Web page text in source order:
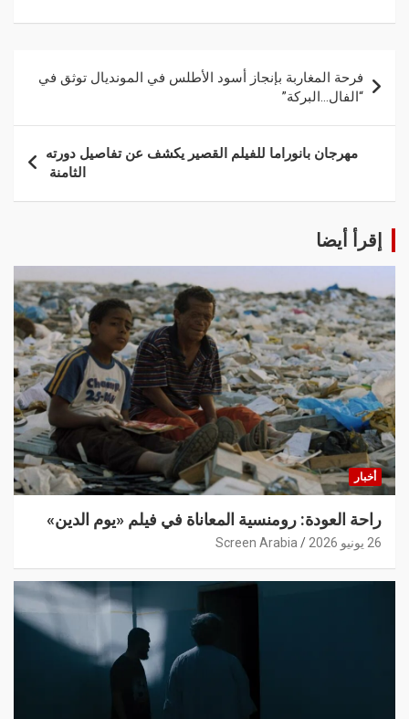
فرحة المغاربة بإنجاز أسود الأطلس في المونديال توثق في
“الفال…البركة”
مهرجان بانوراما للفيلم القصير يكشف عن تفاصيل دورته
الثامنة
إقرأ أيضا
أخبار
راحة العودة: رومنسية المعاناة في فيلم «يوم الدين»
26 يونيو 2026 Screen Arabia